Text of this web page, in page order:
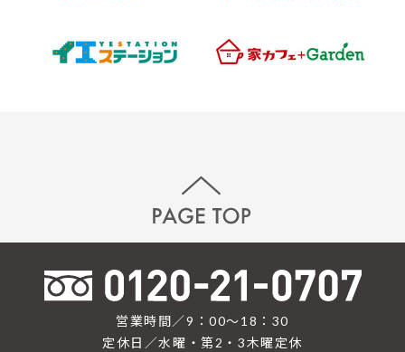
営業時間／9：00〜18：30
定休日／水曜・第2・3木曜定休